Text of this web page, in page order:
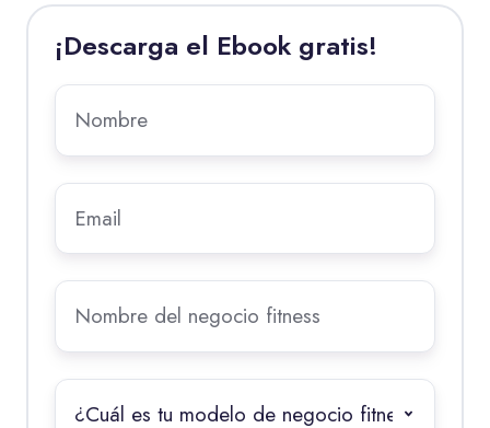
¡Descarga el Ebook gratis!
Nombre
Email
Nombre
del
negocio
fitness
¿Cuál